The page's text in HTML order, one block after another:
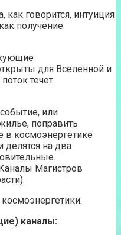
как говорится, интуиция
получение
для Вселенной и
течет
или
поправить
в космоэнергетике
делятся на два
Магистров
каналы: